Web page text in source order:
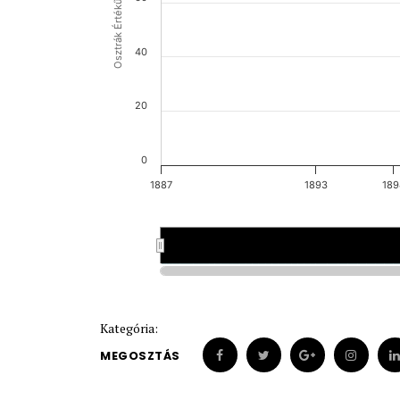
1887 1893
0
20
40
Kategória:
MEGOSZTÁS